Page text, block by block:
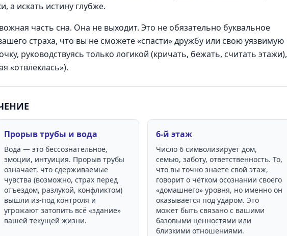
а искать истину глубже.
часть сна. Она не выходит. Это не обязательно буквальное
страха, что вы не сможете «спасти» дружбу или свою уязвимую
руководствуясь только логикой (кричать, бежать, считать этажи),
«отвлеклась»).
Прорыв трубы и вода
Вода — это бессознательное,
эмоции, интуиция. Прорыв трубы
означает, что сдерживаемые
чувства (возможно, страх перед
отъездом, разлукой, конфликтом)
вышли из-под контроля и
угрожают затопить всё «здание»
вашей текущей жизни.
6-й этаж
Число 6 символизирует дом,
семью, заботу, ответственность. То,
что вы точно знаете свой этаж,
говорит о чётком осознании своего
«домашнего» уровня, но именно он
оказывается под ударом. Это
может быть связано с вашими
базовыми ценностями или
близкими отношениями.